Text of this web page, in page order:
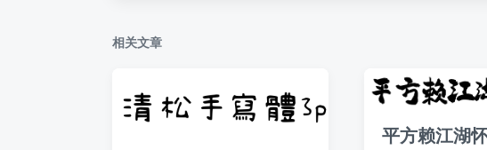
相关文章
平方赖江湖